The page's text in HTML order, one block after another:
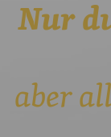
Nur
aber